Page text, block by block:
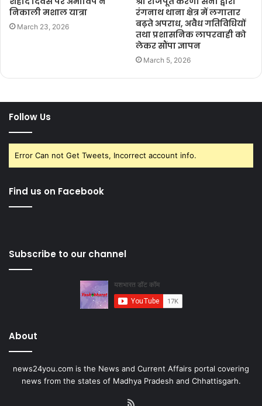
निकाली मशाल यात्रा
March 23, 2026
रंगनाथ थाना क्षेत्र में लगातार
बढ़ते अपराध, अवैध गतिविधियों
तथा प्रशासनिक लापरवाही को
लेकर सौंपा ज्ञापन
March 5, 2026
Follow Us
Error Can not Get Tweets, Incorrect account info.
Find us on Facebook
Subscribe to our channel
About
news24you.com is the News and Current Affairs portal covering
news from the states of Madhya Pradesh and Chhattisgarh.
RSS